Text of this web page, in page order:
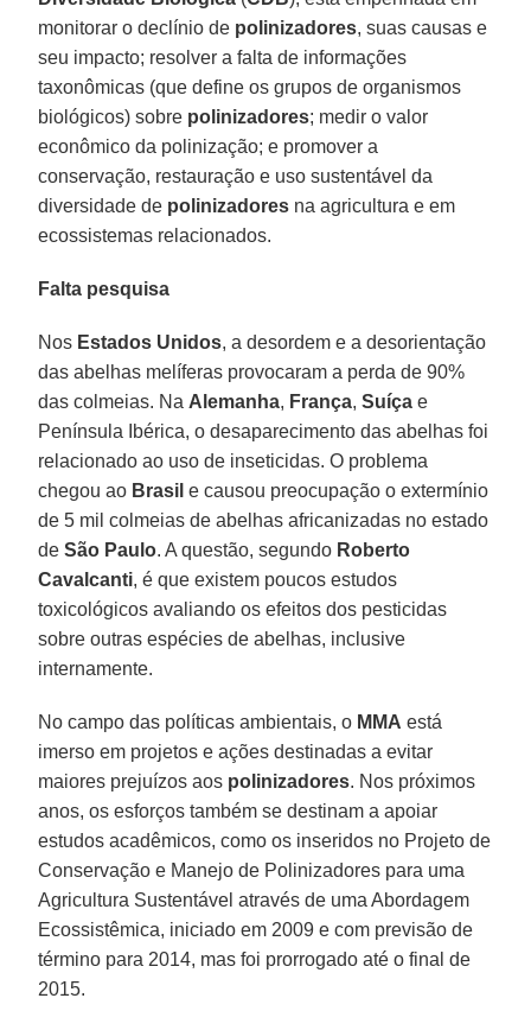
monitorar o declínio de polinizadores, suas causas e
seu impacto; resolver a falta de informações
taxonômicas (que define os grupos de organismos
biológicos) sobre polinizadores; medir o valor
econômico da polinização; e promover a
conservação, restauração e uso sustentável da
diversidade de polinizadores na agricultura e em
ecossistemas relacionados.
Falta pesquisa
Nos Estados Unidos, a desordem e a desorientação
das abelhas melíferas provocaram a perda de 90%
das colmeias. Na Alemanha, França,Suíça e
Península Ibérica, o desaparecimento das abelhas foi
relacionado ao uso de inseticidas. O problema
chegou ao Brasil e causou preocupação o extermínio
de 5 mil colmeias de abelhas africanizadas no estado
deSão Paulo. A questão, segundo Roberto
Cavalcanti, é que existem poucos estudos
toxicológicos avaliando os efeitos dos pesticidas
sobre outras espécies de abelhas, inclusive
internamente.
No campo das políticas ambientais, o MMA está
imerso em projetos e ações destinadas a evitar
maiores prejuízos aos polinizadores. Nos próximos
anos, os esforços também se destinam a apoiar
estudos acadêmicos, como os inseridos no Projeto de
Conservação e Manejo de Polinizadores para uma
Agricultura Sustentável através de uma Abordagem
Ecossistêmica, iniciado em 2009 e com previsão de
término para 2014, mas foi prorrogado até o final de
2015.